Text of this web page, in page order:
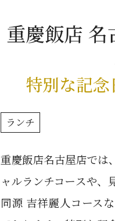
重慶飯店
特別な記
ランチ
重慶飯店名古屋店では
ャルランチコースや、
同源 吉祥麗人コース